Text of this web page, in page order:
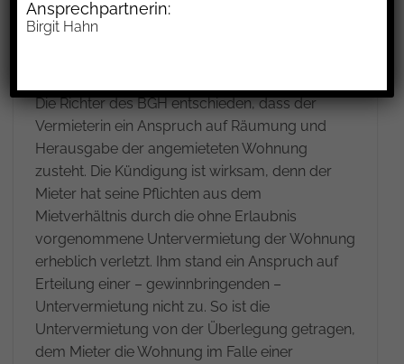
Untervermietung vergeblich abgemahnt hatte,
erklärte sie im Februar 2022 die fristgemäße
Die Richter des BGH entschieden, dass der
Vermieterin ein Anspruch auf Räumung und
Herausgabe der angemieteten Wohnung
zusteht. Die Kündigung ist wirksam, denn der
Mieter hat seine Pflichten aus dem
Mietverhältnis durch die ohne Erlaubnis
vorgenommene Untervermietung der Wohnung
erheblich verletzt. Ihm stand ein Anspruch auf
Erteilung einer – gewinnbringenden –
Untervermietung nicht zu. So ist die
Untervermietung von der Überlegung getragen,
dem Mieter die Wohnung im Falle einer
Ansprechpartnerin:
Birgit Hahn